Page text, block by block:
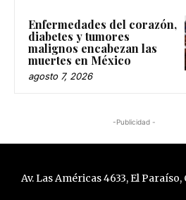
Enfermedades del corazón,
diabetes y tumores
malignos encabezan las
muertes en México
agosto 7, 2026
-Publicidad -
Av. Las Américas 4633, El Paraíso,